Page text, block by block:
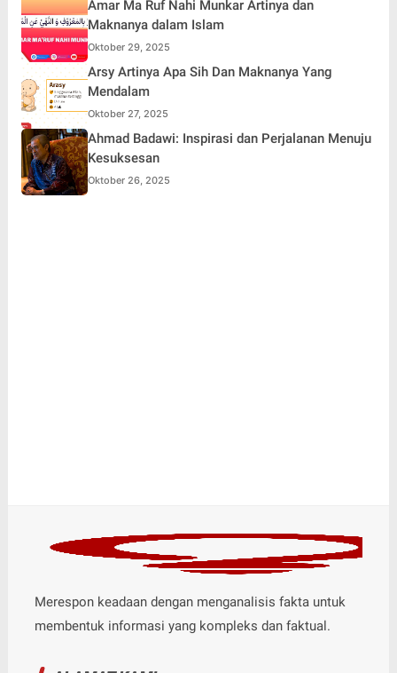
Amar Ma Ruf Nahi Munkar Artinya dan
Maknanya dalam Islam
Oktober 29, 2025
Arsy Artinya Apa Sih Dan Maknanya Yang
Mendalam
Oktober 27, 2025
Ahmad Badawi: Inspirasi dan Perjalanan Menuju
Kesuksesan
Oktober 26, 2025
Merespon keadaan dengan menganalisis fakta untuk
membentuk informasi yang kompleks dan faktual.